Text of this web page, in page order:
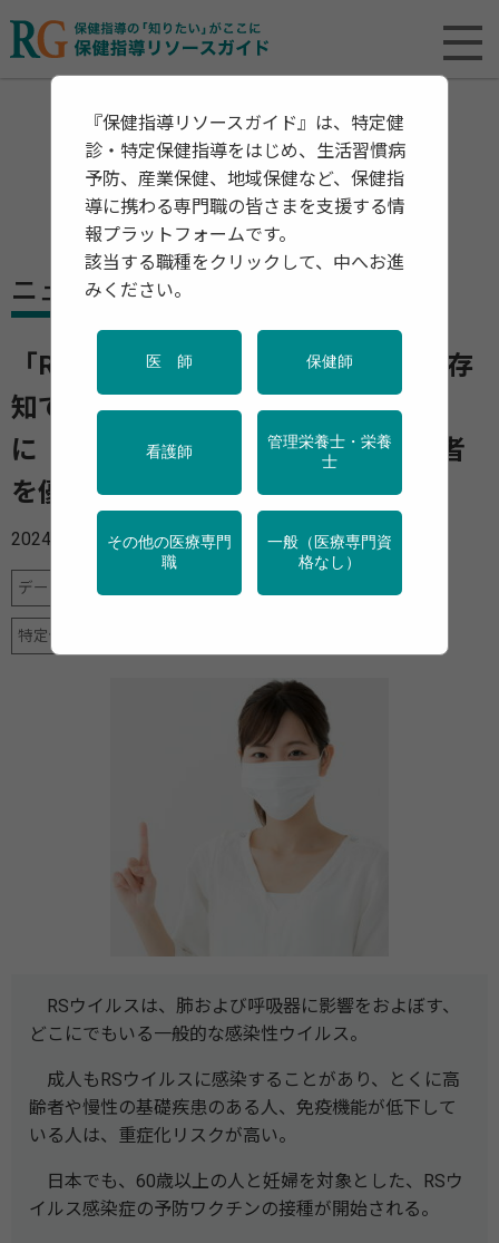
ニュース
「RSウイルス」のワクチン接種をご存
知ですか？ 重症化すると肺炎など
に 高齢者や妊婦などのハイリスク者
を優先
2024年01月15日
データヘルス計画 女性の健康 母子保健
特定保健指導
RSウイルスは、肺および呼吸器に影響をおよぼす、
どこにでもいる一般的な感染性ウイルス。
成人もRSウイルスに感染することがあり、とくに高
齢者や慢性の基礎疾患のある人、免疫機能が低下して
いる人は、重症化リスクが高い。
日本でも、60歳以上の人と妊婦を対象とした、RSウ
イルス感染症の予防ワクチンの接種が開始される。
『保健指導リソースガイド』は、特定健
診・特定保健指導をはじめ、生活習慣病
予防、産業保健、地域保健など、保健指
導に携わる専門職の皆さまを支援する情
報プラットフォームです。
該当する職種をクリックして、中へお進
みください。
医 師 保健師
看護師
管理栄養士・栄養
士
その他の医療専門
職
一般（医療専門資
格なし）